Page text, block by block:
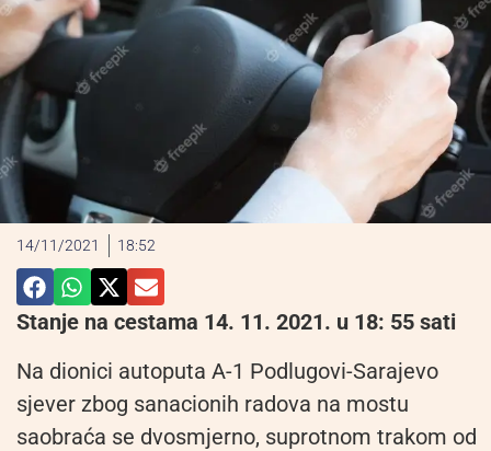
14/11/2021 18:52
Stanje na cestama 14. 11. 2021. u 18: 55 sati
Na dionici autoputa A-1 Podlugovi-Sarajevo
sjever zbog sanacionih radova na mostu
saobraća se dvosmjerno, suprotnom trakom od